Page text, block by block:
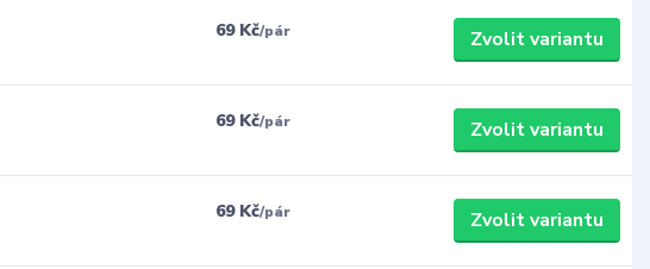
69 Kč/pár Zvolit variantu
69 Kč/pár Zvolit variantu
69 Kč/pár Zvolit variantu